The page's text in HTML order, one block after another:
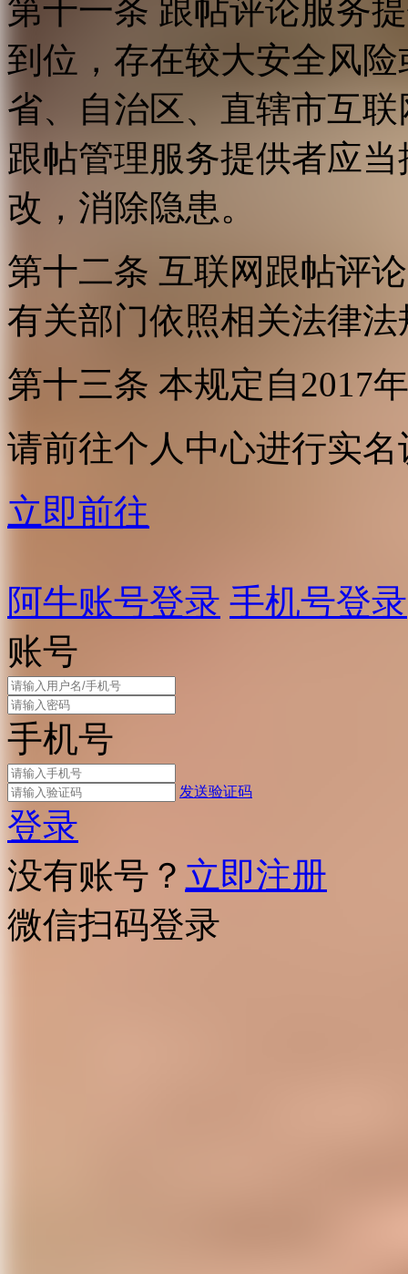
第十一条 跟帖评论服务
到位，存在较大安全风
省、自治区、直辖市互
跟帖管理服务提供者应
改，消除隐患。
第十二条 互联网跟帖评
有关部门依照相关法律
第十三条 本规定自2017
请前往个人中心进行实名
立即前往
阿牛账号登录 手机号登录
账号
手机号
发送验证码
登录
没有账号？ 立即注册
微信扫码登录